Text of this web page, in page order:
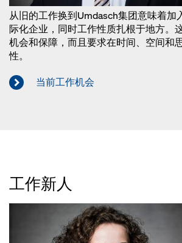
从旧的工作换到Umdasch集团意味着加
际化企业，同时工作性质扎根于地方。
机会和保障，而且要求在时间、空间和
性。
当前工作机会
工作新人